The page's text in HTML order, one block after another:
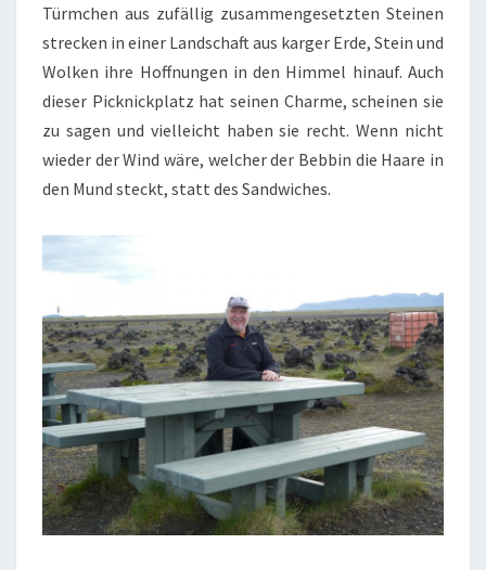
Türmchen aus zufällig zusammengesetzten Steinen
strecken in einer Landschaft aus karger Erde, Stein und
Wolken ihre Hoffnungen in den Himmel hinauf. Auch
dieser Picknickplatz hat seinen Charme, scheinen sie
zu sagen und vielleicht haben sie recht. Wenn nicht
wieder der Wind wäre, welcher der Bebbin die Haare in
den Mund steckt, statt des Sandwiches.